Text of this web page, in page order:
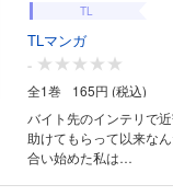
TL
TLマンガ
-
全1巻
165円 (税込)
バイト先のインテリで
助けてもらって以来な
合い始めた私は…